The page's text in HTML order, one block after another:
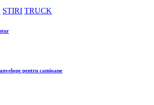
STIRI TRUCK
pentru camioane